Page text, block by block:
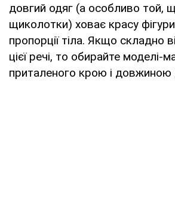
довгий одяг (а особливо той,
щиколотки) ховає красу
пропорції тіла. Якщо складно
цієї речі, то обирайте моделі-
приталеного крою і